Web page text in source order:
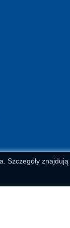
Szczegóły